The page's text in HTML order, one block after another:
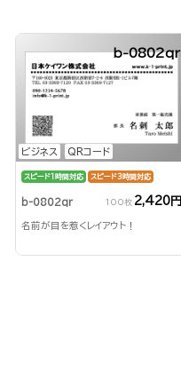
ビジネス QRコード
b-0802qr
スピード1時間対応 スピード3時間対応
b-0802qr 100枚 2,420円
名前が目を惹くレイアウト！